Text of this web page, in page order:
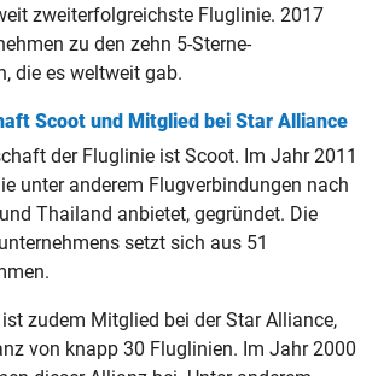
zweiterfolgreichste Fluglinie. 2017
zu den zehn 5-Sterne-
die es weltweit gab.
Scoot und Mitglied bei Star Alliance
der Fluglinie ist Scoot. Im Jahr 2011
unter anderem Flugverbindungen nach
Thailand anbietet, gegründet. Die
setzt sich aus 51
zudem Mitglied bei der Star Alliance,
von knapp 30 Fluglinien. Im Jahr 2000